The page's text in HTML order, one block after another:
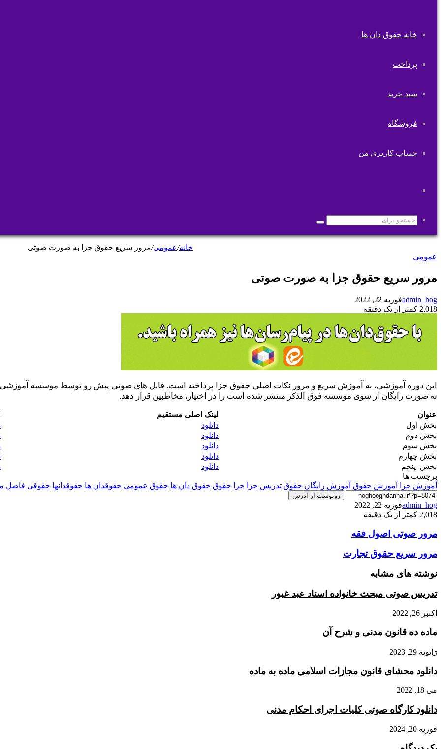
خانه حقوق دان ها
پرداخت
سبد خرید
فروشگاه
حساب کاربری من
پوسته
جستجو
برای
خانه/عمومی/مرور سریع حقوق جزا به صورت صوتی
عمومی
مرور سریع حقوق جزا به صورت صوتی
admin_hogفوریه 22, 2022
2,018 کمتر از یک دقیقه
این دوره آموزشی، به آموزش سریع و مرور نکات اصلی جقوق جزا پرداخته است. فایل های صوتی پیش رو توسط موسسه آموزشی
به صورت رایگان از سوی موسسه فوق الذکر منتشر شده است را در اختیار، مخاطبین قرار دهد.
عنوان لینک اصلی مستقیم
بخش اول
دانلود
بخش دوم
دانلود
بخش سوم
دانلود
بخش چهارم
دانلود
بخش پنجم
دانلود
برچسب ها
آموزش جزا
آموزش حقوق آموزش رایگان حقوق تدریس جزا جزا حقوق حقوق دان ها حقوق عمومی حقوقدان ها حقوقدانها حقوقی فاضل
رونوشت از آدرس
admin_hogفوریه 22, 2022
2,018 کمتر از یک دقیقه
مرور
صوتی
اصول
فقه
مرور صوتی اصول فقه
مرور
سریع
حقوق
تجارت
مرور سریع حقوق تجارت
نوشته های مشابه
تدریس صوتی مبحث خانواده استاد عبد غیور
اکتبر 26, 2022
ماده ده قانون مدنی و شرح آن
ژانویه 29, 2023
دانلود محشای قانون مجازات اسلامی ماده به ماده
می 18, 2022
دانلود کارگاه صوتی کلیات اجرای احکام مدنی
فوریه 20, 2024